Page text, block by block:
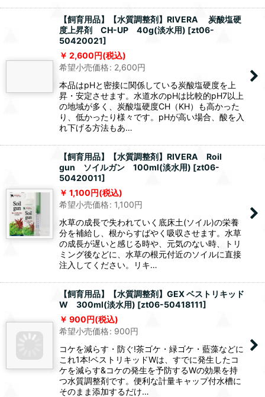
【飼育用品】【水質調整剤】RIVERA 炭酸塩硬
度上昇剤 CH-UP 40g(淡水用) [zt06-
50420021]
2,600円(税込)
希望小売価格: 2,600円
本品はpHと密接に関係している炭酸塩硬度を上
昇・安定させます。水道水のpHは比較的pH7以上
の地域が多く、炭酸塩硬度CH（KH）も高かった
り、低かったり様々です。pHが高い場合、酸を入
れ下げる方法もあ…
【飼育用品】【水質調整剤】RIVERA Roil
gun ソイルガン 100ml(淡水用) [zt06-
50420011]
1,100円(税込)
希望小売価格: 1,100円
水草の成長で失われていく底床土(ソイル)の栄養
分を補給し、根からすばやく吸収させます。水草
の成長が遅いと感じる時や、元気のない時、トリ
ミング後などに、水草の根元付近のソイルに直接
注入してください。リキ…
【飼育用品】【水質調整剤】GEX ベストリキッド
W 300ml(淡水用) [zt06-50418111]
900円(税込)
希望小売価格: 900円
コケを減らす・防ぐ!茶ゴケ・緑ゴケ・藍藻などに
これ1本!ベストリキッドWは、すでに発生したコ
ケを減らす&コケの発生を予防するWの効果を持
つ水質調整剤です。便利な計量キャップ付水槽に
そのまま添加するだけ…